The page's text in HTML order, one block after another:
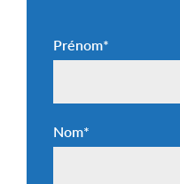
Prénom*
Nom*